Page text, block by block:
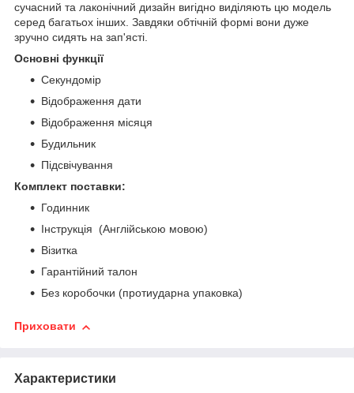
сучасний та лаконічний дизайн вигідно виділяють цю модель
серед багатьох інших. Завдяки обтічній формі вони дуже
зручно сидять на зап'ясті.
Основні функції
Секундомір
Відображення дати
Відображення місяця
Будильник
Підсвічування
Комплект поставки:
Годинник
Інструкція (Англійською мовою)
Візитка
Гарантійний талон
Без коробочки (протиударна упаковка)
Приховати
Характеристики